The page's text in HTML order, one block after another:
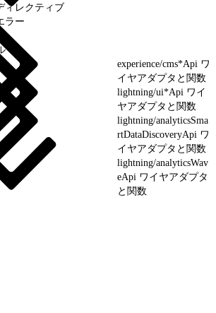
ィレクティブ
ラー
experience/cms*Api ワ
イヤアダプタと関数
lightning/ui*Api ワイ
ヤアダプタと関数
lightning/analyticsSma
rtDataDiscoveryApi ワ
イヤアダプタと関数
lightning/analyticsWav
eApi ワイヤアダプタ
と関数